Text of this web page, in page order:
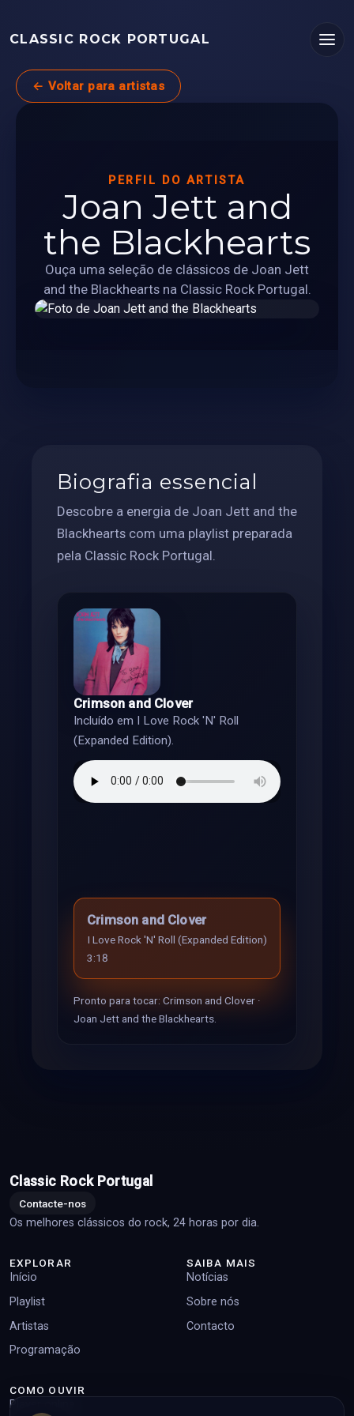
CLASSIC ROCK PORTUGAL
← Voltar para artistas
PERFIL DO ARTISTA
Joan Jett and
the Blackhearts
Ouça uma seleção de clássicos de Joan Jett
and the Blackhearts na Classic Rock Portugal.
Biografia essencial
Descobre a energia de Joan Jett and the
Blackhearts com uma playlist preparada
pela Classic Rock Portugal.
Crimson and Clover
Incluído em I Love Rock 'N' Roll
(Expanded Edition).
Crimson and Clover
I Love Rock 'N' Roll (Expanded Edition)
3:18
Pronto para tocar: Crimson and Clover ·
Joan Jett and the Blackhearts.
Classic Rock Portugal
Contacte-nos
Os melhores clássicos do rock, 24 horas por dia.
EXPLORAR
Início
Playlist
Artistas
Programação
SAIBA MAIS
Notícias
Sobre nós
Contacto
COMO OUVIR
Player online